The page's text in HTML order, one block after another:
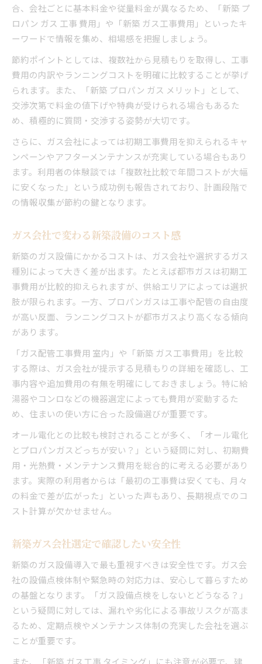
合、会社ごとに基本料金や従量料金が異なるため、「新築 プ
ロパン ガス 工事 費用」や「新築 ガス工事費用」といったキ
ーワードで情報を集め、相場感を把握しましょう。
節約ポイントとしては、複数社から見積もりを取得し、工事
費用の内訳やランニングコストを明確に比較することが挙げ
られます。また、「新築 プロパン ガス メリット」として、
交渉次第で料金の値下げや特典が受けられる場合もあるた
め、積極的に質問・交渉する姿勢が大切です。
さらに、ガス会社によっては初期工事費用を抑えられるキャ
ンペーンやアフターメンテナンスが充実している場合もあり
ます。利用者の体験談では「複数社比較で年間コストが大幅
に安くなった」という成功例も報告されており、計画段階で
の情報収集が節約の鍵となります。
ガス会社で変わる新築設備のコスト感
新築のガス設備にかかるコストは、ガス会社や選択するガス
種別によって大きく差が出ます。たとえば都市ガスは初期工
事費用が比較的抑えられますが、供給エリアによっては選択
肢が限られます。一方、プロパンガスは工事や配管の自由度
が高い反面、ランニングコストが都市ガスより高くなる傾向
があります。
「ガス配管工事費用 室内」や「新築 ガス工事費用」を比較
する際は、ガス会社が提示する見積もりの詳細を確認し、工
事内容や追加費用の有無を明確にしておきましょう。特に給
湯器やコンロなどの機器選定によっても費用が変動するた
め、住まいの使い方に合った設備選びが重要です。
オール電化との比較も検討されることが多く、「オール電化
とプロパンガスどっちが安い？」という疑問に対し、初期費
用・光熱費・メンテナンス費用を総合的に考える必要があり
ます。実際の利用者からは「最初の工事費は安くても、月々
の料金で差が広がった」といった声もあり、長期視点でのコ
スト計算が欠かせません。
新築ガス会社選定で確認したい安全性
新築のガス設備導入で最も重視すべきは安全性です。ガス会
社の設備点検体制や緊急時の対応力は、安心して暮らすため
の基盤となります。「ガス設備点検をしないとどうなる？」
という疑問に対しては、漏れや劣化による事故リスクが高ま
るため、定期点検やメンテナンス体制の充実した会社を選ぶ
ことが重要です。